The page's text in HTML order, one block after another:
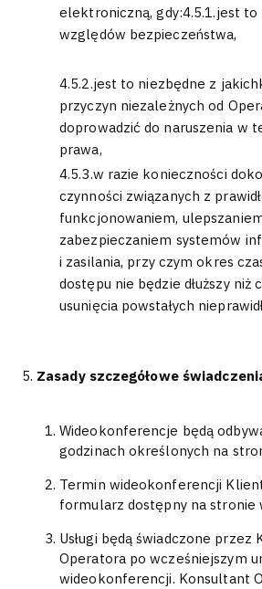
elektroniczną, gdy:4.5.1.jest to
względów bezpieczeństwa,
4.5.2.jest to niezbędne z
przyczyn niezależnych od
doprowadzić do naruszenia w
prawa,
4.5.3.w razie konieczności
czynności związanych z
funkcjonowaniem,
zabezpieczaniem systemów
i zasilania, przy czym okres
dostępu nie będzie dłuższy niż
usunięcia powstałych
Zasady szczegółowe
Wideokonferencje będą
godzinach określonych na
Termin wideokonferencji
formularz dostępny na stronie
Usługi będą świadczone przez
Operatora po wcześniejszym
wideokonferencji. Konsultant